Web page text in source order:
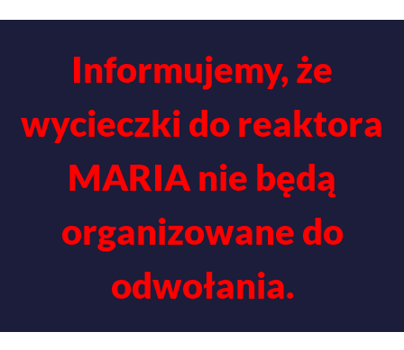
Informujemy, że
wycieczki do reaktora
MARIA nie będą
organizowane do
odwołania.